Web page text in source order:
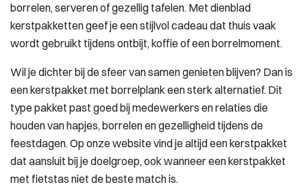
borrelen, serveren of gezellig tafelen. Met dienblad
kerstpakketten geef je een stijlvol cadeau dat thuis vaak
wordt gebruikt tijdens ontbijt, koffie of een borrelmoment.
Wil je dichter bij de sfeer van samen genieten blijven? Dan is
een kerstpakket met borrelplank een sterk alternatief. Dit
type pakket past goed bij medewerkers en relaties die
houden van hapjes, borrelen en gezelligheid tijdens de
feestdagen. Op onze website vind je altijd een kerstpakket
dat aansluit bij je doelgroep, ook wanneer een kerstpakket
met fietstas niet de beste match is.